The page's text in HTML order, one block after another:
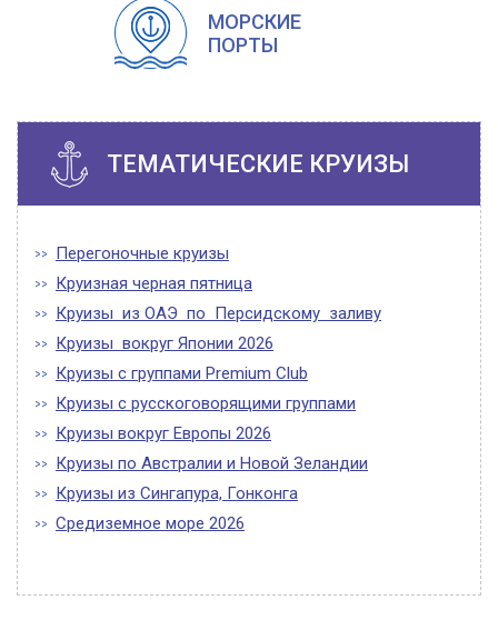
МОРСКИЕ
ПОРТЫ
ТЕМАТИЧЕСКИЕ КРУИЗЫ
Перегоночные круизы
Круизная черная пятница
Круизы из ОАЭ по Персидскому заливу
Круизы вокруг Японии 2026
Круизы с группами Premium Club
Круизы с русскоговорящими группами
Круизы вокруг Европы 2026
Круизы по Австралии и Новой Зеландии
Круизы из Сингапура, Гонконга
Средиземное море 2026